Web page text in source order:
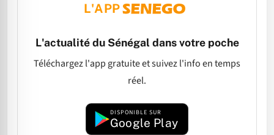
L'APP
L'actualité du Sénégal dans votre poche
Téléchargez l'app gratuite et suivez l'info en temps
réel.
DISPONIBLE SUR
Google Play